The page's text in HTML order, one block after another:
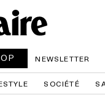
NEWSLETTER
SOCIÉTÉ